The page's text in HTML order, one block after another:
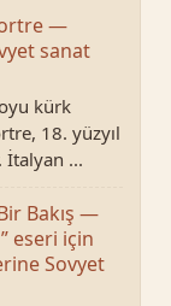
—
sanat
kürk
18. yüzyıl
İtalyan ...
Bakış —
eseri için
Sovyet